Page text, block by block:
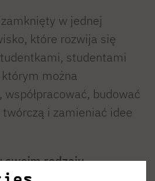
w jednej
które rozwija się
studentami
można
budować
twórczą i zamieniać idee
swoim rodzaju,